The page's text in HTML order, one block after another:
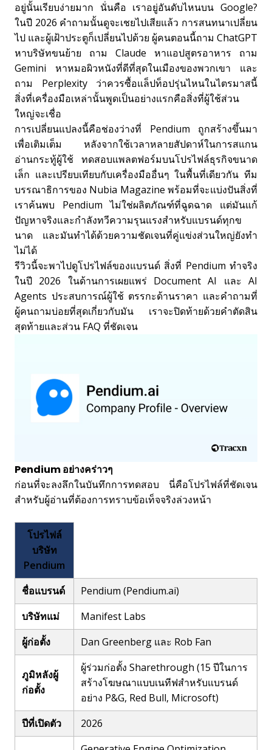
อยู่นั้นเรียบง่ายมาก นั่นคือ เราอยู่อันดับไหนบน Google?
ในปี 2026 คำถามนั้นดูจะเชยไปเสียแล้ว การสนทนาเปลี่ยน
ไป และผู้เฝ้าประตูก็เปลี่ยนไปด้วย ผู้คนตอนนี้ถาม ChatGPT
หาบริษัทขนย้าย ถาม Claude หาแอปสูตรอาหาร ถาม
Gemini หาหมอผิวหนังที่ดีที่สุดในเมืองของพวกเขา และ
ถาม Perplexity ว่าควรซื้อแล็ปท็อปรุ่นไหนในไตรมาสนี้
สิ่งที่เครื่องมือเหล่านั้นพูดเป็นอย่างแรกคือสิ่งที่ผู้ใช้ส่วน
ใหญ่จะเชื่อ
การเปลี่ยนแปลงนี้คือช่องว่างที่ Pendium ถูกสร้างขึ้นมา
เพื่อเติมเต็ม หลังจากใช้เวลาหลายสัปดาห์ในการสแกน
อ่านกระทู้ผู้ใช้ ทดสอบแพลตฟอร์มบนโปรไฟล์ธุรกิจขนาด
เล็ก และเปรียบเทียบกับเครื่องมืออื่นๆ ในพื้นที่เดียวกัน ทีม
บรรณาธิการของ Nubia Magazine พร้อมที่จะแบ่งปันสิ่งที่
เราค้นพบ Pendium ไม่ใช่ผลิตภัณฑ์ที่ฉูดฉาด แต่มันแก้
ปัญหาจริงและกำลังทวีความรุนแรงสำหรับแบรนด์ทุกข
นาด และมันทำได้ด้วยความชัดเจนที่คู่แข่งส่วนใหญ่ยังทำ
ไม่ได้
รีวิวนี้จะพาไปดูโปรไฟล์ของแบรนด์ สิ่งที่ Pendium ทำจริง
ในปี 2026 ในด้านการเผยแพร่ Document AI และ AI
Agents ประสบการณ์ผู้ใช้ ตรรกะด้านราคา และคำถามที่
ผู้คนถามบ่อยที่สุดเกี่ยวกับมัน เราจะปิดท้ายด้วยคำตัดสิน
สุดท้ายและส่วน FAQ ที่ชัดเจน
Pendium อย่างคร่าวๆ
ก่อนที่จะลงลึกในบันทึกการทดสอบ นี่คือโปรไฟล์ที่ชัดเจน
สำหรับผู้อ่านที่ต้องการทราบข้อเท็จจริงล่วงหน้า
โปรไฟล์
บริษัท
Pendium
ชื่อแบรนด์
Pendium (Pendium.ai)
บริษัทแม่
Manifest Labs
ผู้ก่อตั้ง
Dan Greenberg และ Rob Fan
ภูมิหลังผู้
ก่อตั้ง
ผู้ร่วมก่อตั้ง Sharethrough (15 ปีในการ
สร้างโฆษณาแบบเนทีฟสำหรับแบรนด์
อย่าง P&G, Red Bull, Microsoft)
ปีที่เปิดตัว
2026